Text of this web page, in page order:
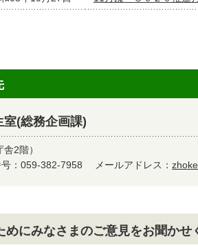
(総務企画課)
2階）
：059-382-7958
メールアドレス：
にみなさまのご意見をお聞かせ